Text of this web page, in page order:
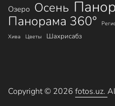
Озеро Осень
Панорама 360°
Хива
Цветы Шахрисабз
Copyright © 2026 fotos.uz.